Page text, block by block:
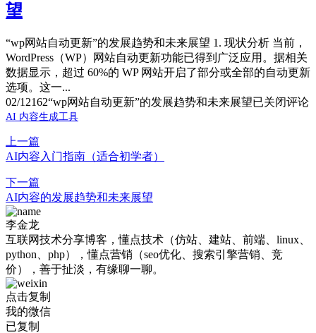
望
“wp网站自动更新”的发展趋势和未来展望 1. 现状分析 当前，
WordPress（WP）网站自动更新功能已得到广泛应用。据相关
数据显示，超过 60%的 WP 网站开启了部分或全部的自动更新
选项。这一...
02/12162“wp网站自动更新”的发展趋势和未来展望已关闭评论
AI 内容生成工具
上一篇
AI内容入门指南（适合初学者）
下一篇
AI内容的发展趋势和未来展望
李金龙
互联网技术分享博客，懂点技术（仿站、建站、前端、linux、
python、php），懂点营销（seo优化、搜索引擎营销、竞
价），善于扯淡，有缘聊一聊。
点击复制
我的微信
已复制